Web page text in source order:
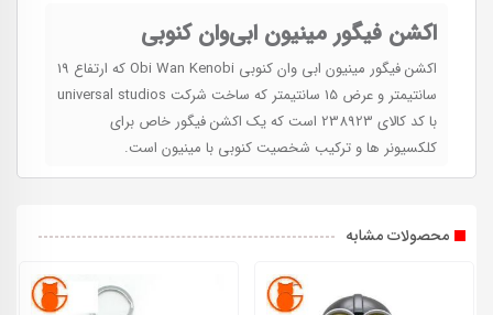
اکشن فیگور مینیون ابی‌وان کنوبی
اکشن فیگور مینیون ابی وان کنوبی Obi Wan Kenobi که ارتفاع 19
سانتیمتر و عرض 15 سانتیمتر که ساخت شرکت universal studios
با کد کالای 238923 است که یک اکشن فیگور خاص برای
کلکسیونر ها و ترکیب شخصیت کنوبی با مینیون است.
محصولات مشابه